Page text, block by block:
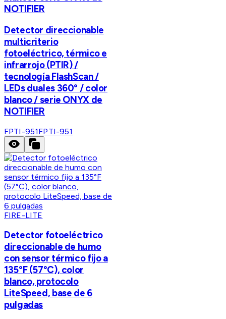
NOTIFIER
Detector direccionable
multicriterio
fotoeléctrico, térmico e
infrarrojo (PTIR) /
tecnología FlashScan /
LEDs duales 360° / color
blanco / serie ONYX de
NOTIFIER
FPTI-951FPTI-951
FIRE-LITE
Detector fotoeléctrico
direccionable de humo
con sensor térmico fijo a
135°F (57°C), color
blanco, protocolo
LiteSpeed, base de 6
pulgadas